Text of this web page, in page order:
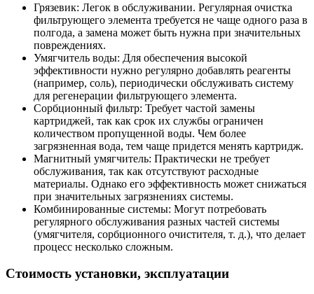
Грязевик: Легок в обслуживании. Регулярная очистка
фильтрующего элемента требуется не чаще одного раза в
полгода, а замена может быть нужна при значительных
повреждениях.
Умягчитель воды: Для обеспечения высокой
эффективности нужно регулярно добавлять реагенты
(например, соль), периодически обслуживать систему
для регенерации фильтрующего элемента.
Сорбционный фильтр: Требует частой замены
картриджей, так как срок их службы ограничен
количеством пропущенной воды. Чем более
загрязненная вода, тем чаще придется менять картридж.
Магнитный умягчитель: Практически не требует
обслуживания, так как отсутствуют расходные
материалы. Однако его эффективность может снижаться
при значительных загрязнениях системы.
Комбинированные системы: Могут потребовать
регулярного обслуживания разных частей системы
(умягчителя, сорбционного очистителя, т. д.), что делает
процесс несколько сложным.
Стоимость установки, эксплуатации